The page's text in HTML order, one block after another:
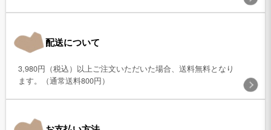
配送について
3,980円（税込）以上ご注文いただいた場合、送料無料となり
ます。（通常送料800円）